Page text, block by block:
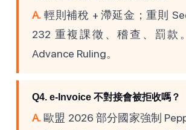
A. 輕則補稅 + 滯延金；重則
232 重複課徵、稽查、罰款
Advance Ruling。
Q4. e-Invoice 不對接會被拒收嗎？
A.歐盟 2026 部分國家強制